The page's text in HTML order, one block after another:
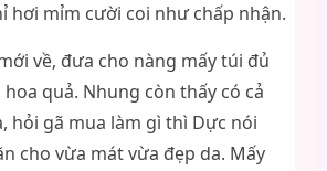
hơi mỉm cười coi như chấp nhận.
về, đưa cho nàng mấy túi đủ
quả. Nhung còn thấy có cả
hỏi gã mua làm gì thì Dực nói
cho vừa mát vừa đẹp da. Mấy